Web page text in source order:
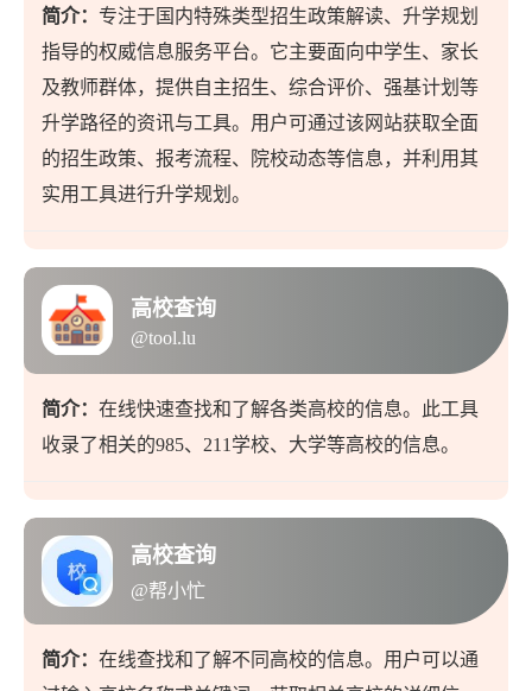
简介： 专注于国内特殊类型招生政策解读、升学规划
指导的权威信息服务平台。它主要面向中学生、家长
及教师群体，提供自主招生、综合评价、强基计划等
升学路径的资讯与工具。用户可通过该网站获取全面
的招生政策、报考流程、院校动态等信息，并利用其
实用工具进行升学规划。
高校查询
@tool.lu
简介： 在线快速查找和了解各类高校的信息。此工具
收录了相关的985、211学校、大学等高校的信息。
高校查询
@帮小忙
简介： 在线查找和了解不同高校的信息。用户可以通